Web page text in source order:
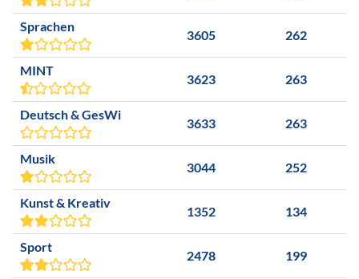
Sprachen
3605 262
MINT
3623 263
Deutsch & GesWi
3633 263
Musik
3044 252
Kunst & Kreativ
1352 134
Sport
2478 199